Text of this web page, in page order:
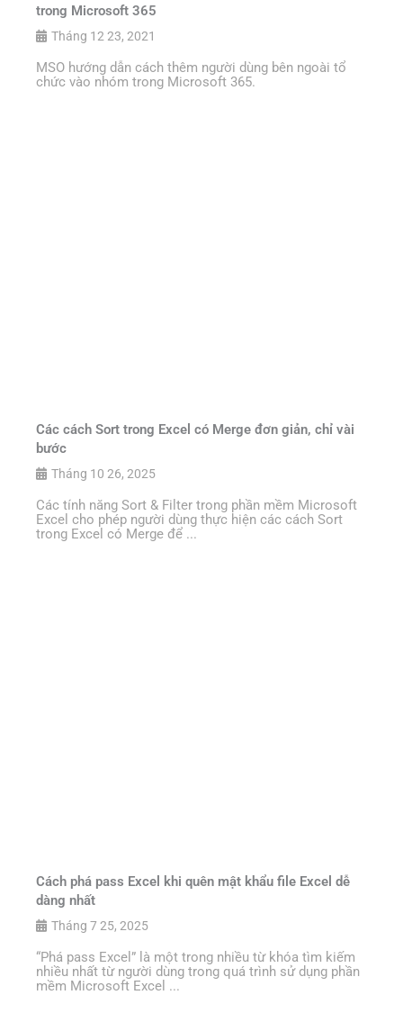
trong Microsoft 365
Tháng 12 23, 2021
MSO hướng dẫn cách thêm người dùng bên ngoài tổ
chức vào nhóm trong Microsoft 365.
Các cách Sort trong Excel có Merge đơn giản, chỉ vài
bước
Tháng 10 26, 2025
Các tính năng Sort & Filter trong phần mềm Microsoft
Excel cho phép người dùng thực hiện các cách Sort
trong Excel có Merge để ...
Cách phá pass Excel khi quên mật khẩu file Excel dễ
dàng nhất
Tháng 7 25, 2025
“Phá pass Excel” là một trong nhiều từ khóa tìm kiếm
nhiều nhất từ người dùng trong quá trình sử dụng phần
mềm Microsoft Excel ...